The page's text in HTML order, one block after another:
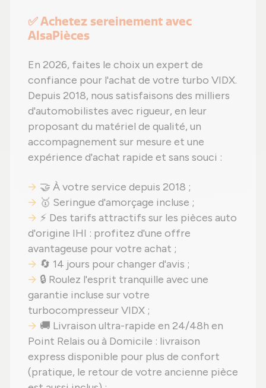
✅ Achetez sereinement avec
AlsaPièces
En 2026, faites le choix un expert de
confiance pour l'achat de votre turbo VIDX.
Depuis 2018, nous satisfaisons des milliers
d'automobilistes avec rigueur, en leur
proposant du matériel de qualité, un
accompagnement sur mesure et une
expérience d'achat rapide et sans souci :
🤝 À votre service depuis 2018 ;
🥇 Seringue d'amorçage incluse ;
⚡ Des tarifs attractifs sur les pièces auto
d'origine IHI : profitez d'une offre
avantageuse pour votre achat ;
🔄 14 jours pour changer d'avis ;
🔒 Roulez l'esprit tranquille avec une
garantie incluse sur votre
turbocompresseur VIDX ;
🚚 Livraison ultra-rapide en 24/48h en
Point Relais ou à Domicile : livraison
express disponible pour plus de confort
(pratique, le retour de votre ancienne pièce